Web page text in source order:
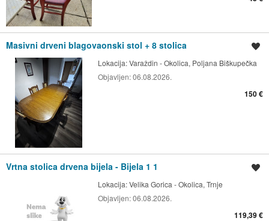
Masivni drveni blagovaonski stol + 8 stolica
Lokacija:Varaždin - Okolica, Poljana Biškupečka
Objavljen:06.08.2026.
150 €
Vrtna stolica drvena bijela - Bijela 1 1
Lokacija:Velika Gorica - Okolica, Trnje
Objavljen:06.08.2026.
119,39 €